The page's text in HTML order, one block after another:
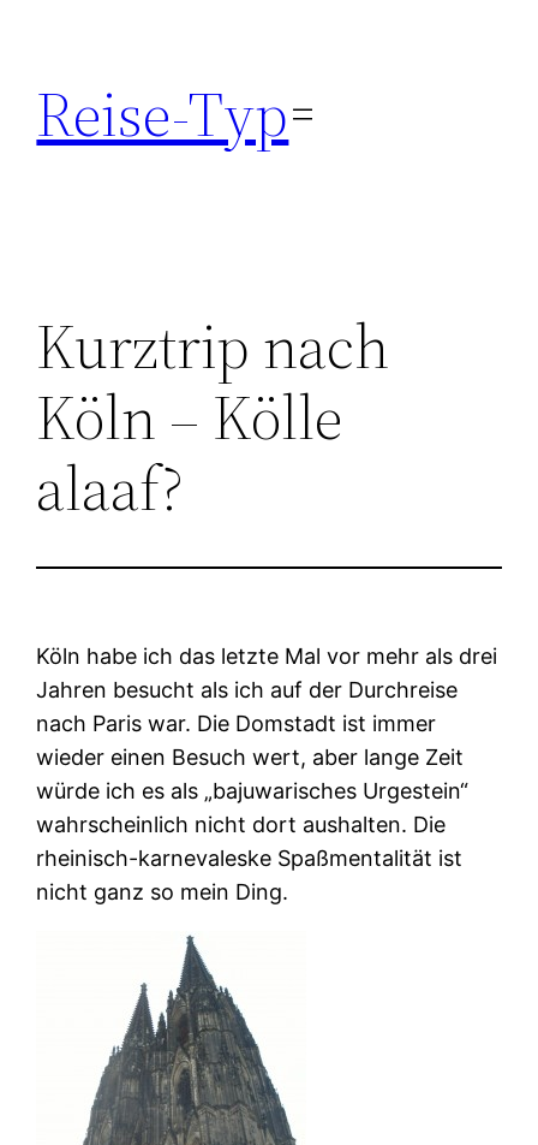
springen
Reise-Typ
Kurztrip nach
Köln – Kölle
alaaf?
Köln habe ich das letzte Mal vor mehr als drei
Jahren besucht als ich auf der Durchreise
nach Paris war. Die Domstadt ist immer
wieder einen Besuch wert, aber lange Zeit
würde ich es als „bajuwarisches Urgestein“
wahrscheinlich nicht dort aushalten. Die
rheinisch-karnevaleske Spaßmentalität ist
nicht ganz so mein Ding.